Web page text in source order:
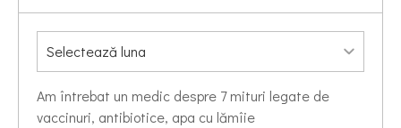
Am întrebat un medic despre 7 mituri legate de
vaccinuri, antibiotice, apa cu lămîie